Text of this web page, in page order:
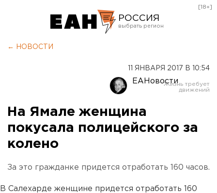
РОССИЯ
Оренбург
[18+]
← НОВОСТИ
11 ЯНВАРЯ 2017 В 10:54
ЕАНовости
На Ямале женщина
покусала полицейского за
колено
За это гражданке придется отработать 160 часов.
В Салехарде женщине придется отработать 160